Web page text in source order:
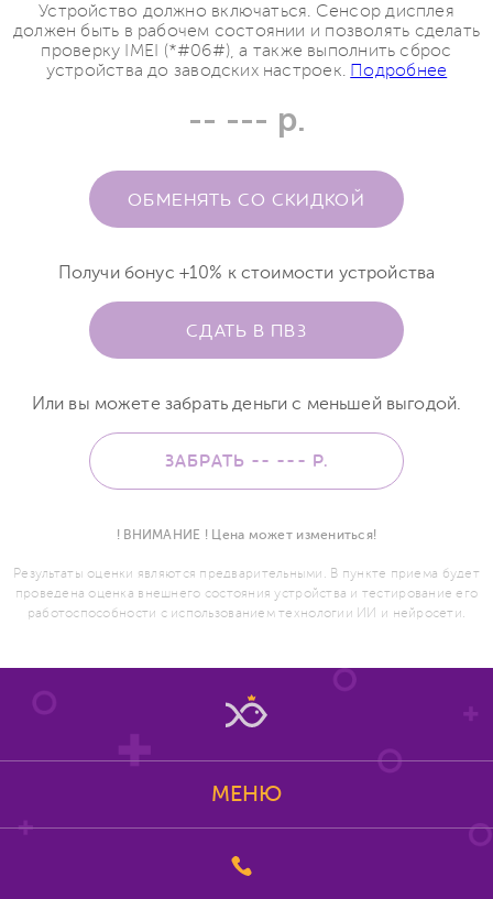
Устройство должно включаться. Сенсор дисплея
должен быть в рабочем состоянии и позволять сделать
проверку IMEI (*#06#), а также выполнить сброс
устройства до заводских настроек. Подробнее
-- --- р.
ОБМЕНЯТЬ СО СКИДКОЙ
Получи бонус +10% к стоимости устройства
СДАТЬ В ПВЗ
Или вы можете забрать деньги с меньшей выгодой.
ЗАБРАТЬ -- --- Р.
! ВНИМАНИЕ ! Цена может измениться!
Результаты оценки являются предварительными. В пункте приема будет
проведена оценка внешнего состояния устройства и тестирование его
работоспособности с использованием технологии ИИ и нейросети.
МЕНЮ